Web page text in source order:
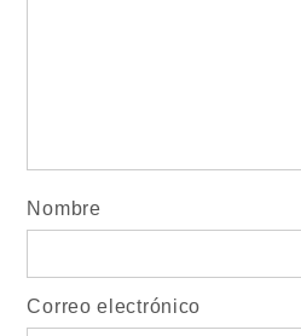
Nombre
Correo electrónico